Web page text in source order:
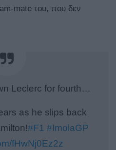
mate του, που δεν
Leclerc for fourth…
as he slips back
#F1 #ImolaGP
fHwNj0Ez2z